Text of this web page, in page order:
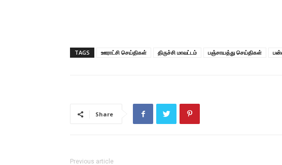
TAGS ஊராட்சி செய்திகள் திருச்சி மாவட்டம் பஞ்சாயத்து செய்திகள்
Share
Previous article